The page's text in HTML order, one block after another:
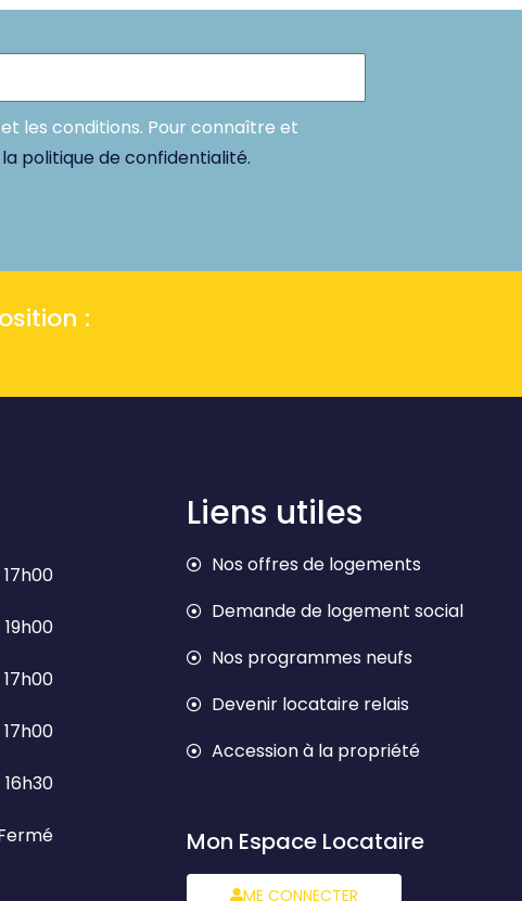
les conditions. Pour connaître et
la politique de confidentialité.
:
Liens utiles
Nos offres de logements
Demande de logement social
Nos programmes neufs
Devenir locataire relais
Accession à la propriété
Mon Espace Locataire
ME CONNECTER